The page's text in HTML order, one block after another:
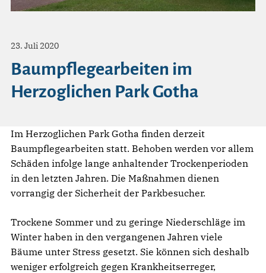
23. Juli 2020
Baumpflegearbeiten im
Herzoglichen Park Gotha
Im Herzoglichen Park Gotha finden derzeit
Baumpflegearbeiten statt. Behoben werden vor allem
Schäden infolge lange anhaltender Trockenperioden
in den letzten Jahren. Die Maßnahmen dienen
vorrangig der Sicherheit der Parkbesucher.
Trockene Sommer und zu geringe Niederschläge im
Winter haben in den vergangenen Jahren viele
Bäume unter Stress gesetzt. Sie können sich deshalb
weniger erfolgreich gegen Krankheitserreger,